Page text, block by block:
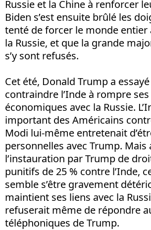
Russie et la Chine à renforcer
Biden s’est ensuite brûlé les
tenté de forcer le monde entier
la Russie, et que la grande
s’y sont refusés.
Cet été, Donald Trump a
contraindre l’Inde à rompre
économiques avec la Russie.
important des Américains
Modi lui-même entretenait
personnelles avec Trump. Mais
l’instauration par Trump de
punitifs de 25 % contre l’Inde,
semble s’être gravement
maintient ses liens avec la
refuserait même de répondre
téléphoniques de Trump.